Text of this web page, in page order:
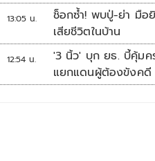
13:05 น.
ช็อกซ้ำ! พบปู่-ย่า มือ
เสียชีวิตในบ้าน
12:54 น.
'3 นิ้ว' บุก ยธ. บี้คุ้มค
แยกแดนผู้ต้องขังคดี